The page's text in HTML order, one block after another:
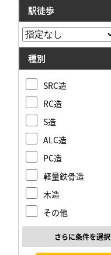
駅徒歩
種別
SRC造
RC造
S造
ALC造
PC造
軽量鉄骨造
木造
その他
さらに条件を選択